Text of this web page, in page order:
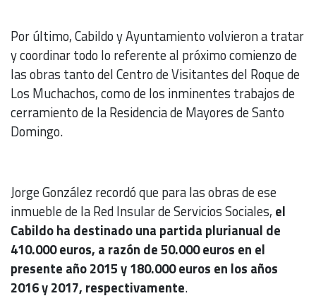
Por último, Cabildo y Ayuntamiento volvieron a tratar
y coordinar todo lo referente al próximo comienzo de
las obras tanto del Centro de Visitantes del Roque de
Los Muchachos, como de los inminentes trabajos de
cerramiento de la Residencia de Mayores de Santo
Domingo.
Jorge González recordó que para las obras de ese
inmueble de la Red Insular de Servicios Sociales, el
Cabildo ha destinado una partida plurianual de
410.000 euros, a razón de 50.000 euros en el
presente año 2015 y 180.000 euros en los años
2016 y 2017, respectivamente.